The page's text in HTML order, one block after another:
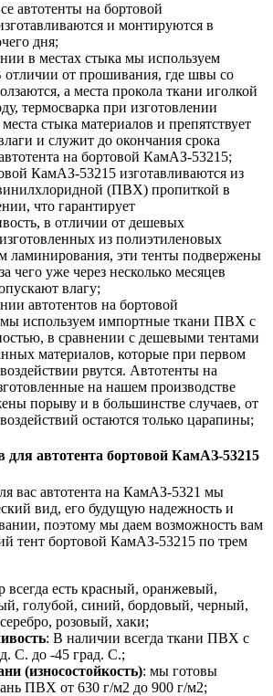
автотенты на бортовой
и монтируются в
дня;
в местах стыка мы используем
отличии от прошивания, где швы со
а места прокола ткани иголкой
термосварка при изготовлении
стыка материалов и препятствует
и служит до окончания срока
на бортовой КамАЗ-53215;
КамАЗ-53215 изготавливаются из
(ПВХ) пропиткой в
что гарантирует
в отличии от дешевых
из полиэтиленовых
ламинирования, эти тенты подвержены
чего уже через несколько месяцев
влагу;
автотентов на бортовой
используем импортные ткани ПВХ с
в сравнении с дешевыми тентами
материалов, которые при первом
рвутся. Автотенты на
на нашем производстве
порыву и в большинстве случаев, от
остаются только царапины;
для автотента бортовой КамАЗ-53215
вас автотента на КамАЗ-5321 мы
вид, его будущую надежность и
поэтому мы даем возможность вам
тент бортовой КамАЗ-53215 по трем
всегда есть красный, оранжевый,
голубой, синий, бордовый, черный,
розовый, хаки;
: В наличии всегда ткани ПВХ с
С. до -45 град. С.;
(износостойкость): мы готовы
ПВХ от 630 г/м2 до 900 г/м2;